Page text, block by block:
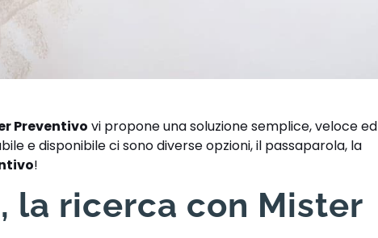
Preventivo vi propone una soluzione semplice, veloce ed
e disponibile ci sono diverse opzioni, il passaparola, la
!
la ricerca con Mister